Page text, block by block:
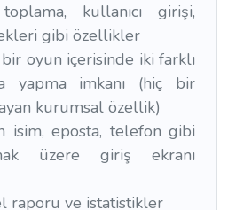
kullanıcı girişi,
gibi özellikler
oyun içerisinde iki farklı
yapma imkanı (hiç bir
kurumsal özellik)
isim, eposta, telefon gibi
üzere giriş ekranı
raporu ve istatistikler